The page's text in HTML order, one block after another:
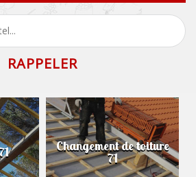
Changement de toiture
71